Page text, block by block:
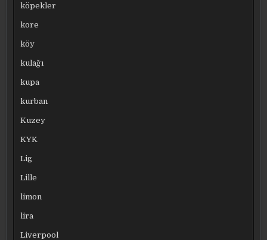
köpekler
kore
köy
kulağı
kupa
kurban
Kuzey
KYK
Lig
Lille
limon
lira
Liverpool